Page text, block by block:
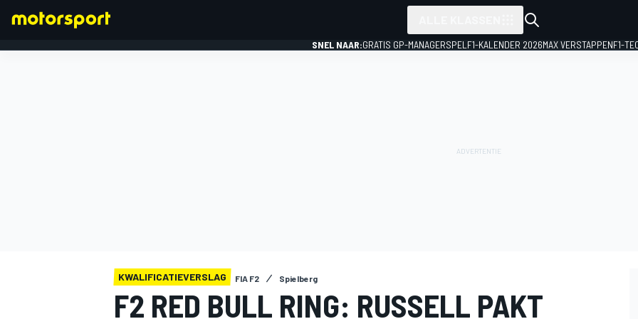
SNEL NAAR:GRATIS GP-MANAGERSPEL F1-KALENDER 2026MAX VERSTAPPENF1-
KWALIFICATIEVERSLAG FIA F2 Spielberg
F2 RED BULL RING: RUSSELL PAKT